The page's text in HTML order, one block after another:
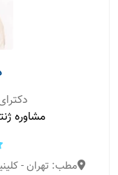
مشاوره
مطب: تهران -